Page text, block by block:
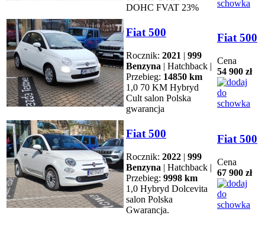
DOHC FVAT 23%
Fiat 500
Rocznik: 2021 | 999
Benzyna | Hatchback |
Przebieg: 14850 km
1,0 70 KM Hybryd
Cult salon Polska
gwarancja
Fiat 500
Cena
54 900 zł
Fiat 500
Rocznik: 2022 | 999
Benzyna | Hatchback |
Przebieg: 9998 km
1,0 Hybryd Dolcevita
salon Polska
Gwarancja.
Fiat 500
Cena
67 900 zł